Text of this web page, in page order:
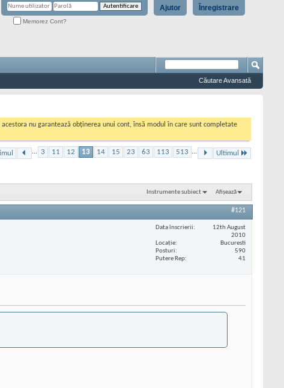
Înregistrare
Ajutor
Memorez Cont?
Căutare Avansată
nu garantează obținerea unui cont, însă modul în care sunt completate
... 3 11 12 13 14 15 23 63 113 513 ... Ultimul
Instrumente subiect Afișează
#121
Data înscrierii
12th August
2010
Locaţie
Bucuresti
Posturi
590
Putere Rep
41